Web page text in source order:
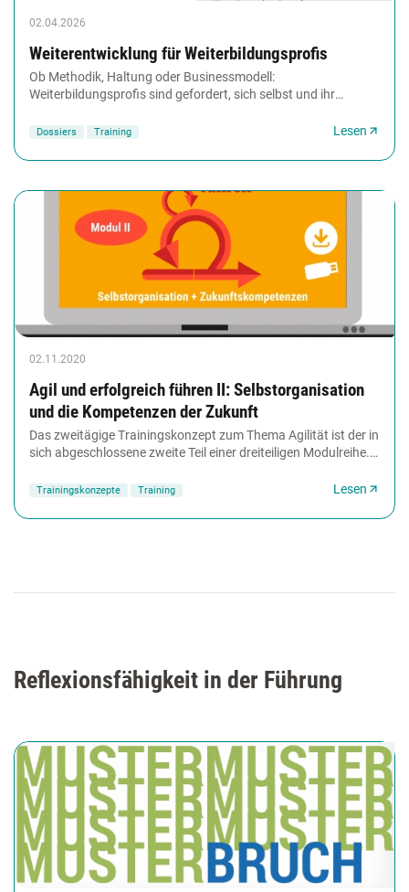
02.04.2026
Weiterentwicklung für Weiterbildungsprofis
Ob Methodik, Haltung oder Businessmodell:
Weiterbildungsprofis sind gefordert, sich selbst und ihr
versammelt...
Dossiers Training Lesen
02.11.2020
Agil und erfolgreich führen II: Selbstorganisation
und die Kompetenzen der Zukunft
Das zweitägige Trainingskonzept zum Thema Agilität ist der in
sich abgeschlossene zweite Teil einer dreiteiligen Modulreihe.
Trainingskonzepte Training Lesen
Reflexionsfähigkeit in der Führung